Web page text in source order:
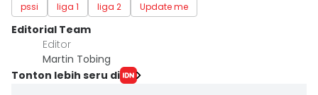
pssi liga 1 liga 2 Update me
Editorial Team
Editor
Martin Tobing
Tonton lebih seru di